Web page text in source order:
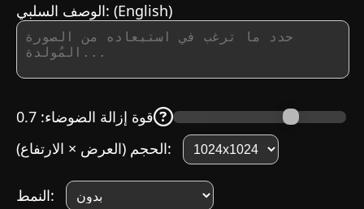
الوصف السلبي: (English)
قوة إزالة الضوضاء:
0.7
الحجم (العرض × الارتفاع):
النمط: